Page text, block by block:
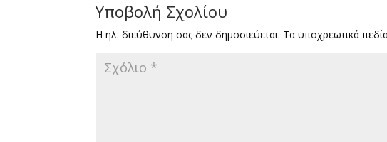
Υποβολή Σχολίου
Η ηλ. διεύθυνση σας δεν δημοσιεύεται. Τα υποχρεωτικά